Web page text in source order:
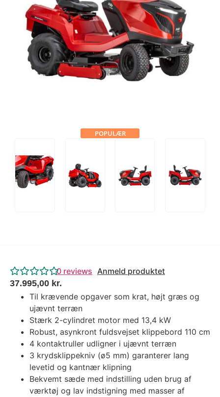
Tips og tricks
4.4 Google Reviews
4.7 Trustpilot
POPULÆR
0 reviews Anmeld produktet
37.995,00 kr.
Til krævende opgaver som krat, højt græs og
ujævnt terræn
Stærk 2-cylindret motor med 13,4 kW
Robust, asynkront fuldsvejset klippebord 110 cm
4 kontaktruller udligner i ujævnt terræn
3 krydsklippekniv (ø5 mm) garanterer lang
levetid og kantnær klipning
Bekvemt sæde med indstilling uden brug af
værktøj og lav indstigning med masser af